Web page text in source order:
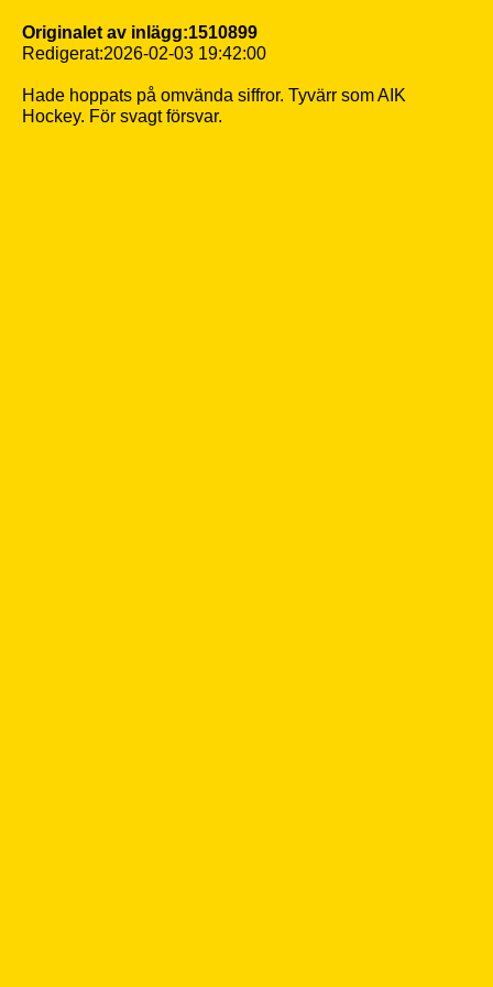
Originalet av inlägg:1510899
Redigerat:2026-02-03 19:42:00
Hade hoppats på omvända siffror. Tyvärr som AIK
Hockey. För svagt försvar.